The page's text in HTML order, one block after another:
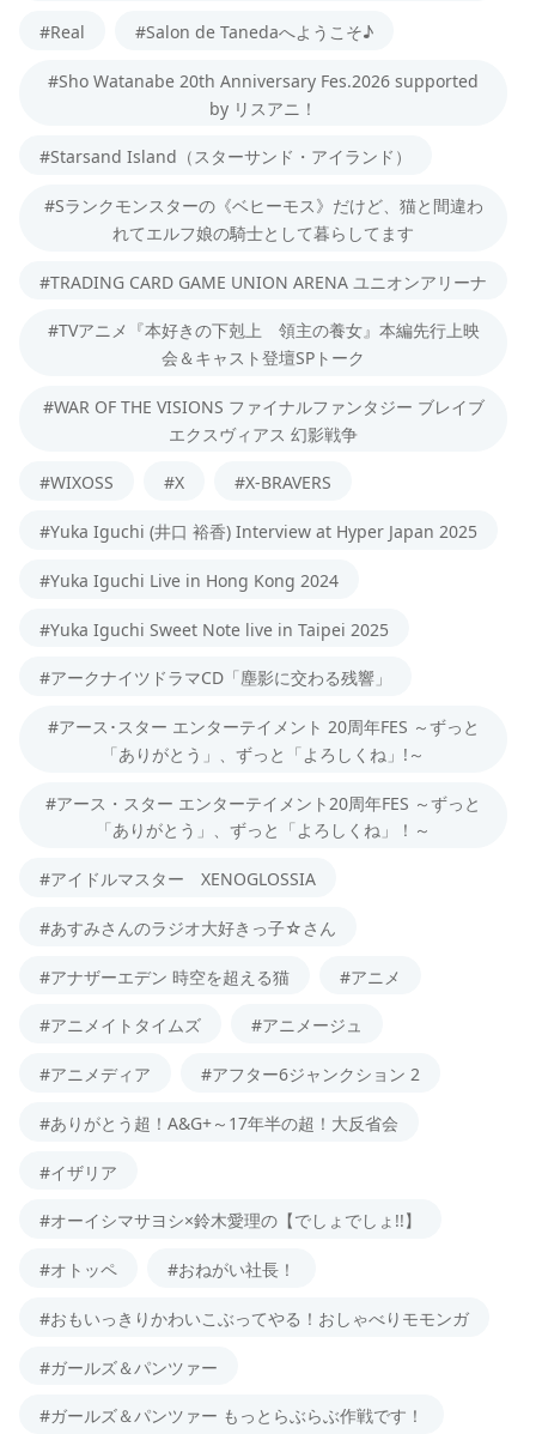
#Real #Salon de Tanedaへようこそ♪
#Sho Watanabe 20th Anniversary Fes.2026 supported
by リスアニ！
#Starsand Island（スターサンド・アイランド）
#Sランクモンスターの《ベヒーモス》だけど、猫と間違わ
れてエルフ娘の騎士として暮らしてます
#TRADING CARD GAME UNION ARENA ユニオンアリーナ
#TVアニメ『本好きの下剋上 領主の養女』本編先行上映
会＆キャスト登壇SPトーク
#WAR OF THE VISIONS ファイナルファンタジー ブレイブ
エクスヴィアス 幻影戦争
#WIXOSS #X #X-BRAVERS
#Yuka Iguchi (井口 裕香) Interview at Hyper Japan 2025
#Yuka Iguchi Live in Hong Kong 2024
#Yuka Iguchi Sweet Note live in Taipei 2025
#アークナイツドラマCD「塵影に交わる残響」
#アース･スター エンターテイメント 20周年FES ～ずっと
「ありがとう」、ずっと「よろしくね」!～
#アース・スター エンターテイメント20周年FES ～ずっと
「ありがとう」、ずっと「よろしくね」！～
#アイドルマスター XENOGLOSSIA
#あすみさんのラジオ大好きっ子☆さん
#アナザーエデン 時空を超える猫 #アニメ
#アニメイトタイムズ #アニメージュ
#アニメディア #アフター6ジャンクション 2
#ありがとう超！A&G+～17年半の超！大反省会
#イザリア
#オーイシマサヨシ×鈴木愛理の【でしょでしょ!!】
#オトッペ #おねがい社長！
#おもいっきりかわいこぶってやる！おしゃべりモモンガ
#ガールズ＆パンツァー
#ガールズ＆パンツァー もっとらぶらぶ作戦です！